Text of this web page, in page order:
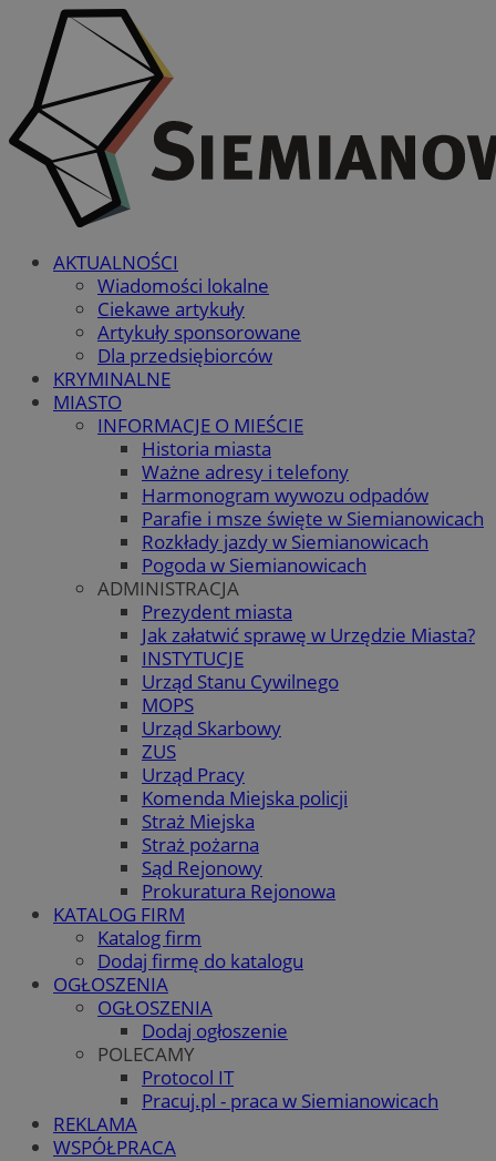
AKTUALNOŚCI
Wiadomości lokalne
Ciekawe artykuły
Artykuły sponsorowane
Dla przedsiębiorców
KRYMINALNE
MIASTO
INFORMACJE O MIEŚCIE
Historia miasta
Ważne adresy i telefony
Harmonogram wywozu odpadów
Parafie i msze święte w Siemianowicach
Rozkłady jazdy w Siemianowicach
Pogoda w Siemianowicach
ADMINISTRACJA
Prezydent miasta
Jak załatwić sprawę w Urzędzie Miasta?
INSTYTUCJE
Urząd Stanu Cywilnego
MOPS
Urząd Skarbowy
ZUS
Urząd Pracy
Komenda Miejska policji
Straż Miejska
Straż pożarna
Sąd Rejonowy
Prokuratura Rejonowa
KATALOG FIRM
Katalog firm
Dodaj firmę do katalogu
OGŁOSZENIA
OGŁOSZENIA
Dodaj ogłoszenie
POLECAMY
Protocol IT
Pracuj.pl - praca w Siemianowicach
REKLAMA
WSPÓŁPRACA